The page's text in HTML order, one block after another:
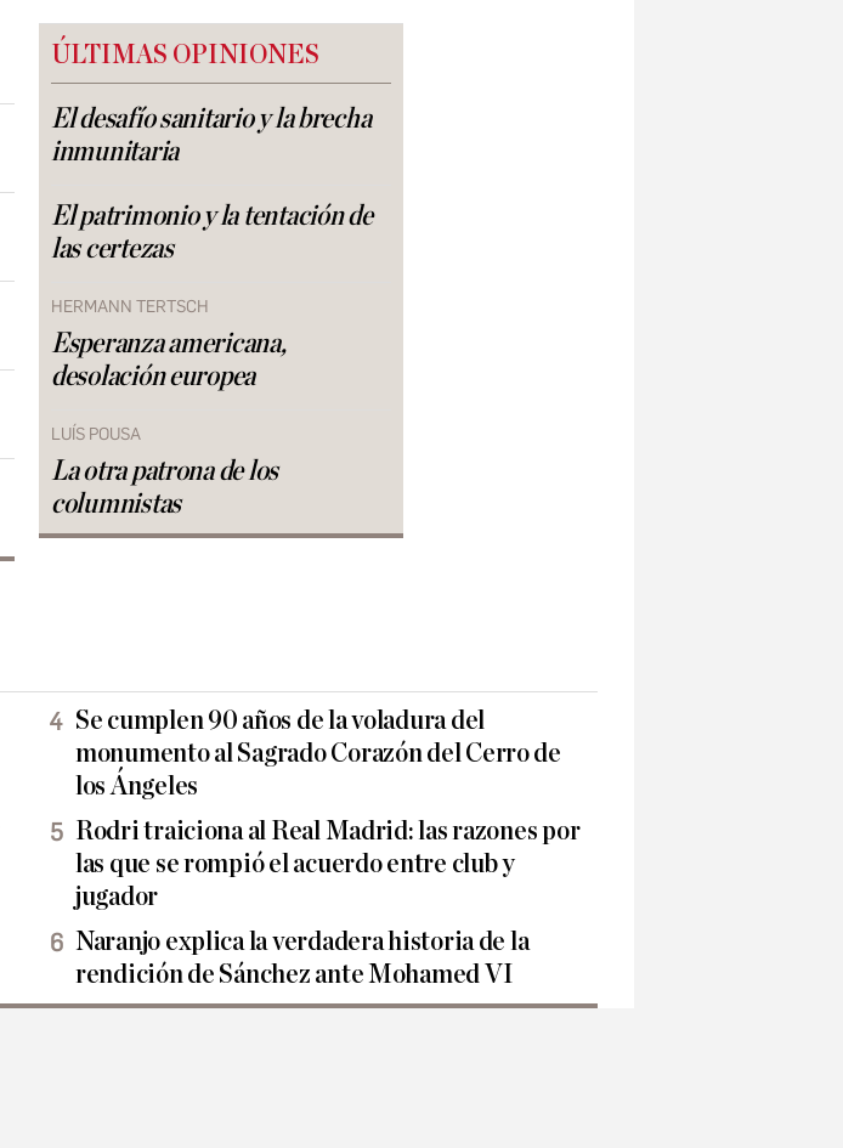
ÚLTIMAS OPINIONES
El desafío sanitario y la brecha
inmunitaria
El patrimonio y la tentación de
las certezas
HERMANN TERTSCH
Esperanza americana,
desolación europea
LUÍS POUSA
La otra patrona de los
columnistas
Se cumplen 90 años de la voladura del
monumento al Sagrado Corazón del Cerro de
los Ángeles
Rodri traiciona al Real Madrid: las razones por
las que se rompió el acuerdo entre club y
jugador
Naranjo explica la verdadera historia de la
rendición de Sánchez ante Mohamed VI